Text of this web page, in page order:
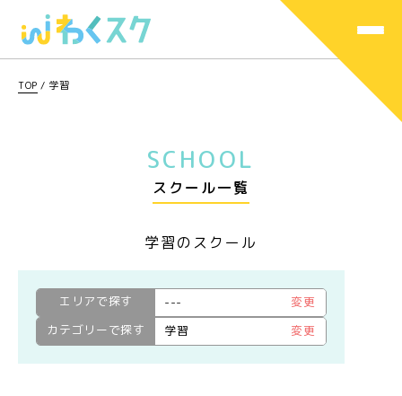
TOP / 学習
SCHOOL
スクール一覧
学習のスクール
エリアで探す ---
変更
カテゴリーで探す
学習 変更